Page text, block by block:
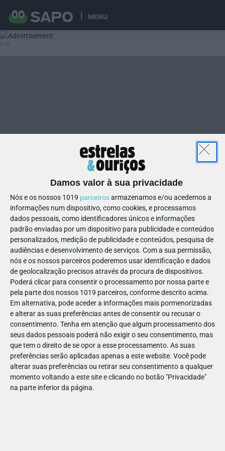
MENU
Damos valor à sua privacidade
Nós e os nossos 1019 parceirosarmazenamos e/ou acedemos a
informações num dispositivo, como cookies, e processamos
dados pessoais, como identificadores únicos e informações
padrão enviadas por um dispositivo para publicidade e conteúdos
personalizados, medição de publicidade e conteúdos, pesquisa de
audiências e desenvolvimento de serviços. Com a sua permissão,
nós e os nossos parceiros poderemos usar identificação e dados
de geolocalização precisos através da procura de dispositivos.
Poderá clicar para consentir o processamento por nossa parte e
pela parte dos nossos 1019 parceiros, conforme descrito acima.
Em alternativa, pode aceder a informações mais pormenorizadas
e alterar as suas preferências antes de consentir ou recusar o
consentimento. Tenha em atenção que algum processamento dos
seus dados pessoais poderá não exigir o seu consentimento, mas
que tem o direito de se opor a esse processamento. As suas
preferências serão aplicadas apenas a este website. Você pode
alterar suas preferências ou retirar seu consentimento a qualquer
momento voltando a este site e clicando no botão "Privacidade"
na parte inferior da página.
17
322661799901710